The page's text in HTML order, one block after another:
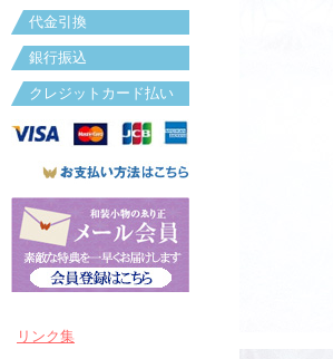
代金引換
銀行振込
クレジットカード払い
リンク集